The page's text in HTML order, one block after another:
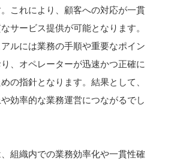
これにより、顧客への対応が一貫
サービス提供が可能となります。
ルには業務の手順や重要なポイン
、オペレーターが迅速かつ正確に
の指針となります。結果として、
効率的な業務運営につながるでし
組織内での業務効率化や一貫性確